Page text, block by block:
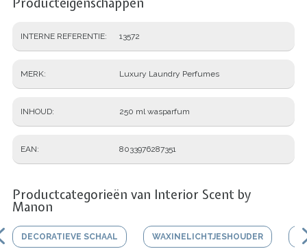
INTERNE REFERENTIE 13572
MERK Luxury Laundry Perfumes
INHOUD 250 ml wasparfum
EAN 8033976287351
Productcategorieën van Interior Scent by
Manon
DECORATIEVE SCHAAL WAXINELICHTJESHOUDER